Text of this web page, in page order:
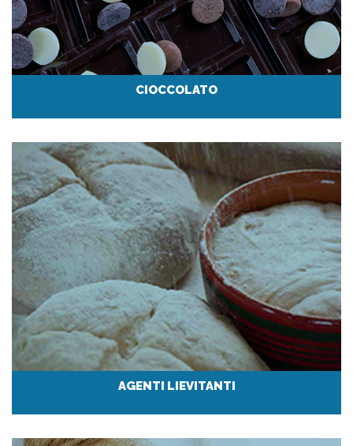
CIOCCOLATO
AGENTI LIEVITANTI